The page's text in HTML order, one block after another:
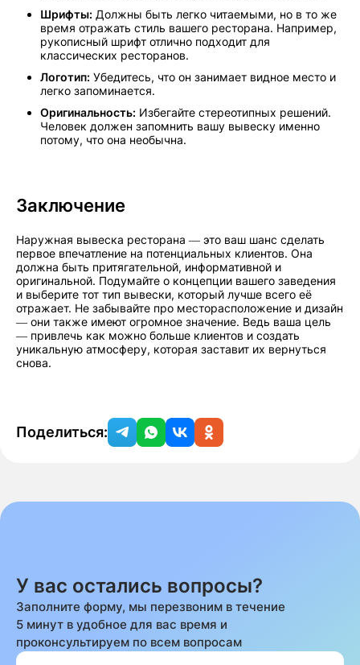
Шрифты: Должны быть легко читаемыми, но в то же
время отражать стиль вашего ресторана. Например,
рукописный шрифт отлично подходит для
классических ресторанов.
Логотип: Убедитесь, что он занимает видное место и
легко запоминается.
Оригинальность: Избегайте стереотипных решений.
Человек должен запомнить вашу вывеску именно
потому, что она необычна.
Заключение
Наружная вывеска ресторана — это ваш шанс сделать
первое впечатление на потенциальных клиентов. Она
должна быть притягательной, информативной и
оригинальной. Подумайте о концепции вашего заведения
и выберите тот тип вывески, который лучше всего её
отражает. Не забывайте про месторасположение и дизайн
— они также имеют огромное значение. Ведь ваша цель
— привлечь как можно больше клиентов и создать
уникальную атмосферу, которая заставит их вернуться
снова.
Поделиться:
У вас остались вопросы?
Заполните форму, мы перезвоним в течение
5 минут в удобное для вас время и
проконсультируем по всем вопросам